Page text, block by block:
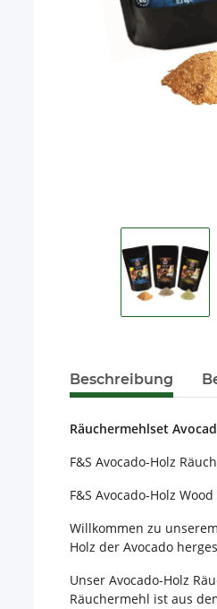
Beschreibung
Räuchermehlset
F&S Avocado-Holz
F&S Avocado-Holz
Willkommen zu
Holz der Avocado
Unser Avocado-Holz
Räuchermehl ist aus